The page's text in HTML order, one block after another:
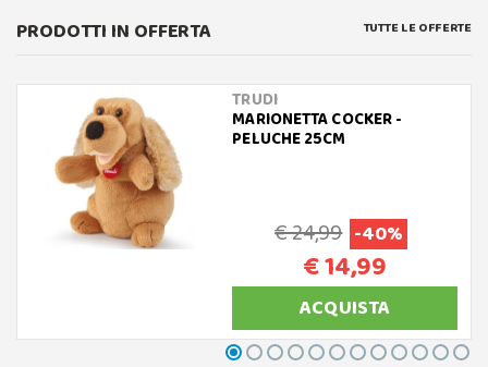
PRODOTTI IN OFFERTA TUTTE LE OFFERTE
TRUDI
MARIONETTA COCKER -
PELUCHE 25CM
€ 24,99 -40%
€ 14,99
ACQUISTA